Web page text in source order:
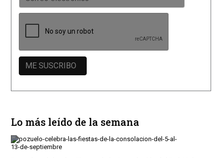
Lo más leído de la semana